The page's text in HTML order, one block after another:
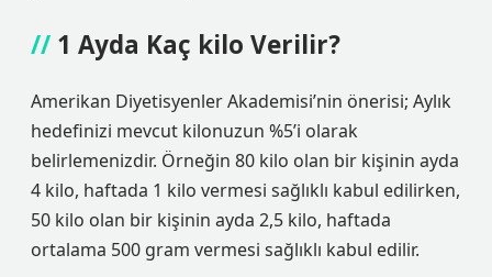
1 Ayda Kaç kilo Verilir?
Amerikan Diyetisyenler Akademisi’nin önerisi; Aylık
hedefinizi mevcut kilonuzun %5’i olarak
belirlemenizdir. Örneğin 80 kilo olan bir kişinin ayda
4 kilo, haftada 1 kilo vermesi sağlıklı kabul edilirken,
50 kilo olan bir kişinin ayda 2,5 kilo, haftada
ortalama 500 gram vermesi sağlıklı kabul edilir.